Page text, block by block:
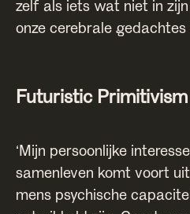
zelf als iets wat niet in
onze cerebrale gedachtes
Futuristic Primitivism
‘Mijn persoonlijke
samenleven komt voort
mens psychische